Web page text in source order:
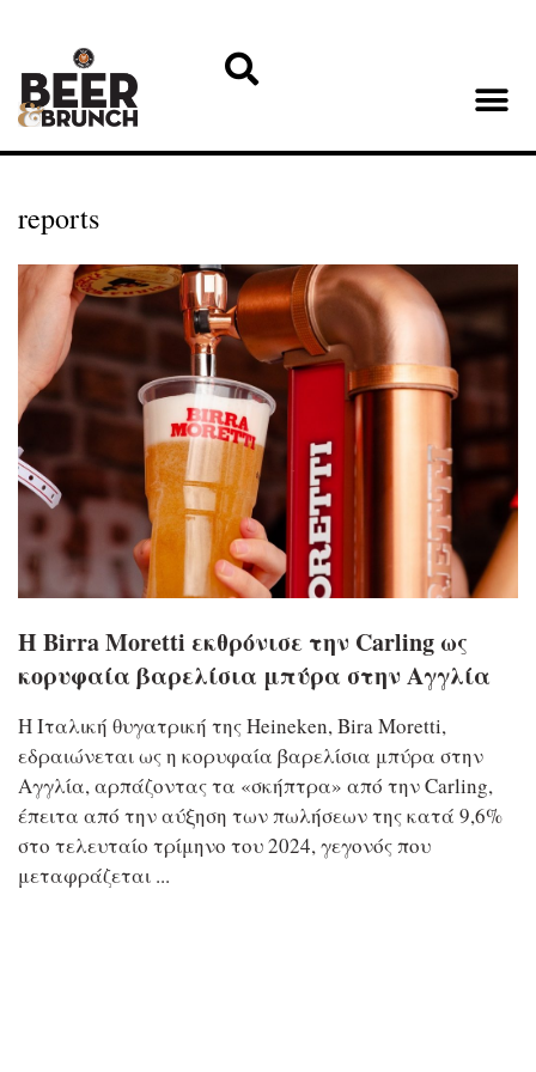
reports
Η Birra Moretti εκθρόνισε την Carling ως
κορυφαία βαρελίσια μπύρα στην Αγγλία
Η Ιταλική θυγατρική της Heineken, Bira Moretti,
εδραιώνεται ως η κορυφαία βαρελίσια μπύρα στην
Αγγλία, αρπάζοντας τα «σκήπτρα» από την Carling,
έπειτα από την αύξηση των πωλήσεων της κατά 9,6%
στο τελευταίο τρίμηνο του 2024, γεγονός που
μεταφράζεται ...